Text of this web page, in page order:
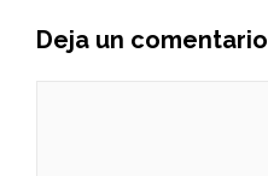
Deja un comentario